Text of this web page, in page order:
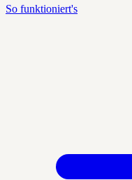
So funktioniert's